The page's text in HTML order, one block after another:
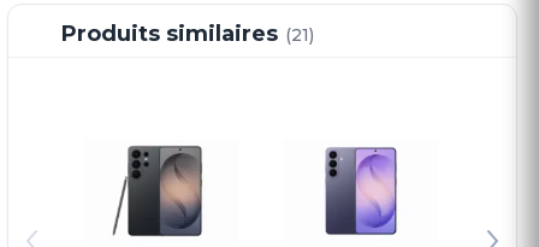
RAM: 4 Go
CPU: Octa-core
Finesse de gravure: 12 nm
AUDIO
Produits similaires (21)